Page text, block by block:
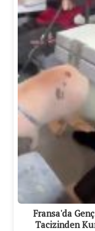
Fransa'da
Tacizinden